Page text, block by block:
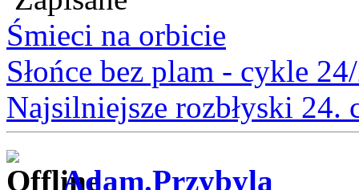
Śmieci na orbicie
Słońce bez plam - cykle
Najsilniejsze rozbłyski 24.
Adam.Przybyla